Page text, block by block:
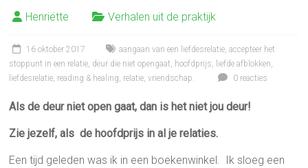
Henriëtte Verhalen uit de praktijk
16 oktober 2017 aangaan van een liefdesrelatie,accepteer het
stoppunt in een relatie, deur die niet opengaat, hoofdprijs, liefde afblokken,
liefdesrelatie, reading & healing, relatie,vriendschap. 0 reacties
Als de deur niet open gaat, dan is het niet jou deur!
Zie jezelf, als de hoofdprijs in al je relaties.
Een tijd geleden was ik in een boekenwinkel. Ik sloeg een